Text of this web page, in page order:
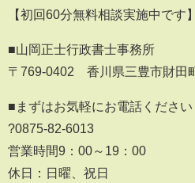
【初回60分無料相談実施中です】
■山岡正士行政書士事務所
〒769-0402 香川県三豊市財田
■まずはお気軽にお電話ください
?0875-82-6013
営業時間9：00～19：00
休日：日曜、祝日